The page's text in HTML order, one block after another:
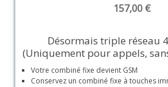
157,00 €
Désormais triple réseau
(Uniquement pour appels,
Votre combiné fixe devient GSM
Conservez un combiné fixe à touches